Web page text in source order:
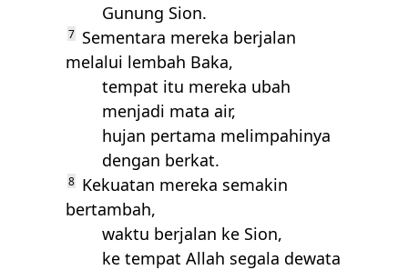
Gunung Sion.
7 Sementara mereka berjalan
melalui lembah Baka,
tempat itu mereka ubah
menjadi mata air,
hujan pertama melimpahinya
dengan berkat.
8 Kekuatan mereka semakin
bertambah,
waktu berjalan ke Sion,
ke tempat Allah segala dewata